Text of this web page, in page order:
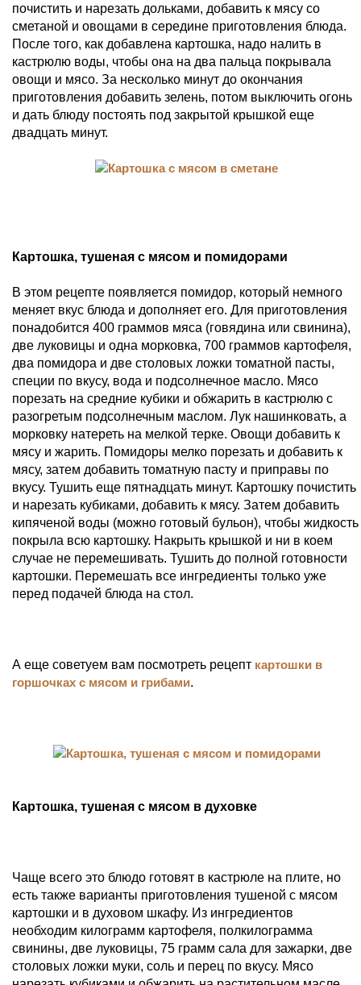
почистить и нарезать дольками, добавить к мясу со
сметаной и овощами в середине приготовления блюда.
После того, как добавлена картошка, надо налить в
кастрюлю воды, чтобы она на два пальца покрывала
овощи и мясо. За несколько минут до окончания
приготовления добавить зелень, потом выключить огонь
и дать блюду постоять под закрытой крышкой еще
двадцать минут.
Картошка, тушеная с мясом и помидорами
В этом рецепте появляется помидор, который немного
меняет вкус блюда и дополняет его. Для приготовления
понадобится 400 граммов мяса (говядина или свинина),
две луковицы и одна морковка, 700 граммов картофеля,
два помидора и две столовых ложки томатной пасты,
специи по вкусу, вода и подсолнечное масло. Мясо
порезать на средние кубики и обжарить в кастрюлю с
разогретым подсолнечным маслом. Лук нашинковать, а
морковку натереть на мелкой терке. Овощи добавить к
мясу и жарить. Помидоры мелко порезать и добавить к
мясу, затем добавить томатную пасту и приправы по
вкусу. Тушить еще пятнадцать минут. Картошку почистить
и нарезать кубиками, добавить к мясу. Затем добавить
кипяченой воды (можно готовый бульон), чтобы жидкость
покрыла всю картошку. Накрыть крышкой и ни в коем
случае не перемешивать. Тушить до полной готовности
картошки. Перемешать все ингредиенты только уже
перед подачей блюда на стол.
А еще советуем вам посмотреть рецепт картошки в
горшочках с мясом и грибами.
Картошка, тушеная с мясом в духовке
Чаще всего это блюдо готовят в кастрюле на плите, но
есть также варианты приготовления тушеной с мясом
картошки и в духовом шкафу. Из ингредиентов
необходим килограмм картофеля, полкилограмма
свинины, две луковицы, 75 грамм сала для зажарки, две
столовых ложки муки, соль и перец по вкусу. Мясо